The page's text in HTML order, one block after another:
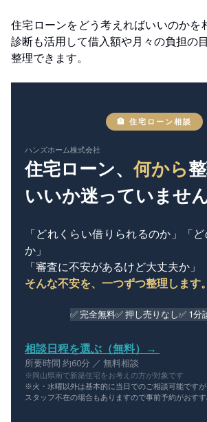
住宅ローンをどう考えればいいのかを
診断も活用して借入額や月々の負担の
整理できます。
🏦 住宅ローン相談
ハンズホーム株式会社
住宅ローン、何から
いいか迷っていませ
「どれくらい借りられるのか」「
か」
「審査に不安があるけど大丈夫か」
そんな不安を、一つずつ整理します。
✅ 完全無料✅ 押し売りなし✅ 1分
相談日程を選ぶ（無料）→
所要時間 約60分 ／ 無料相談
※岡山県南で新築住宅をお考えの方が対象です
※火・水曜以外は基本的に当日でのご相談可能ですが
スタッフ不在の場合もありますので事前予約がおすす